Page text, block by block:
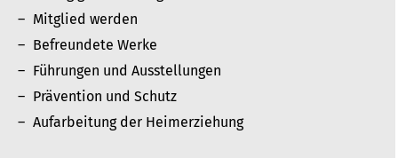
Mitglied werden
Befreundete Werke
Führungen und Ausstellungen
Prävention und Schutz
Aufarbeitung der Heimerziehung